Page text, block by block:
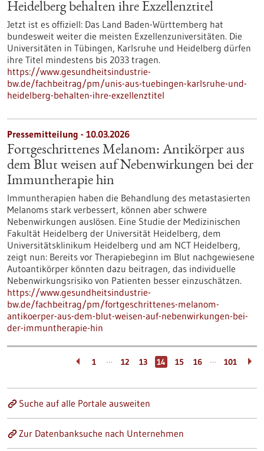
Heidelberg behalten ihre Exzellenztitel
Jetzt ist es offiziell: Das Land Baden-Württemberg hat
bundesweit weiter die meisten Exzellenzuniversitäten. Die
Universitäten in Tübingen, Karlsruhe und Heidelberg dürfen
ihre Titel mindestens bis 2033 tragen.
https://www.gesundheitsindustrie-
bw.de/fachbeitrag/pm/unis-aus-tuebingen-karlsruhe-und-
heidelberg-behalten-ihre-exzellenztitel
Pressemitteilung - 10.03.2026
Fortgeschrittenes Melanom: Antikörper aus
dem Blut weisen auf Nebenwirkungen bei der
Immuntherapie hin
Immuntherapien haben die Behandlung des metastasierten
Melanoms stark verbessert, können aber schwere
Nebenwirkungen auslösen. Eine Studie der Medizinischen
Fakultät Heidelberg der Universität Heidelberg, dem
Universitätsklinikum Heidelberg und am NCT Heidelberg,
zeigt nun: Bereits vor Therapiebeginn im Blut nachgewiesene
Autoantikörper könnten dazu beitragen, das individuelle
Nebenwirkungsrisiko von Patienten besser einzuschätzen.
https://www.gesundheitsindustrie-
bw.de/fachbeitrag/pm/fortgeschrittenes-melanom-
antikoerper-aus-dem-blut-weisen-auf-nebenwirkungen-bei-
der-immuntherapie-hin
1 … 12 13 14 15 16 … 101
Suche auf alle Portale ausweiten
Zur Datenbanksuche nach Unternehmen